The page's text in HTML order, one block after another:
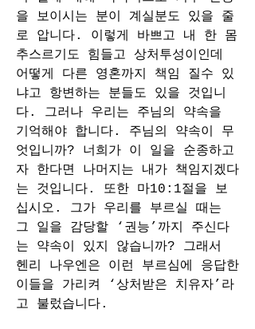
을 보이시는 분이 계실분도 있을 줄
로 압니다. 이렇게 바쁘고 내 한 몸
추스르기도 힘들고 상처투성이인데
어떻게 다른 영혼까지 책임 질수 있
냐고 항변하는 분들도 있을 것입니
다. 그러나 우리는 주님의 약속을
기억해야 합니다. 주님의 약속이 무
엇입니까? 너희가 이 일을 순종하고
자 한다면 나머지는 내가 책임지겠다
는 것입니다. 또한 마10:1절을 보
십시오. 그가 우리를 부르실 때는
그 일을 감당할 ‘권능’까지 주신다
는 약속이 있지 않습니까? 그래서
헨리 나우엔은 이런 부르심에 응답한
이들을 가리켜 ‘상처받은 치유자’라
고 불렀습니다.